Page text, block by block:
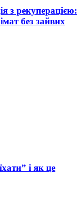
з рекуперацією:
без зайвих
і як це